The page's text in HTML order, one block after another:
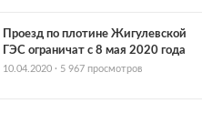
Проезд по плотине Жигулевской
ГЭС ограничат с 8 мая 2020 года
10.04.2020 · 5 967 просмотров